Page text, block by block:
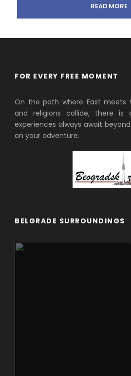
READ MORE
FOR EVERY FREE MOMENT
On the path where East meets
and religions collide, there is
experiences always await
on your adventure.
BELGRADE SURROUNDINGS